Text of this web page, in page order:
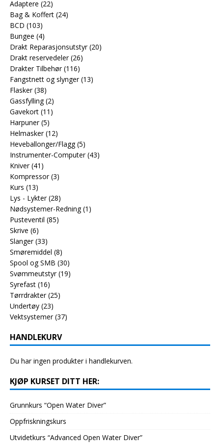
Adaptere (22)
Bag & Koffert (24)
BCD (103)
Bungee (4)
Drakt Reparasjonsutstyr (20)
Drakt reservedeler (26)
Drakter Tilbehør (116)
Fangstnett og slynger (13)
Flasker (38)
Gassfylling (2)
Gavekort (11)
Harpuner (5)
Helmasker (12)
Heveballonger/Flagg (5)
Instrumenter-Computer (43)
Kniver (41)
Kompressor (3)
Kurs (13)
Lys - Lykter (28)
Nødsystemer-Redning (1)
Pusteventil (85)
Skrive (6)
Slanger (33)
Smøremiddel (8)
Spool og SMB (30)
Svømmeutstyr (19)
Syrefast (16)
Tørrdrakter (25)
Undertøy (23)
Vektsystemer (37)
HANDLEKURV
Du har ingen produkter i handlekurven.
KJØP KURSET DITT HER:
Grunnkurs “Open Water Diver”
Oppfriskningskurs
Utvidetkurs “Advanced Open Water Diver”